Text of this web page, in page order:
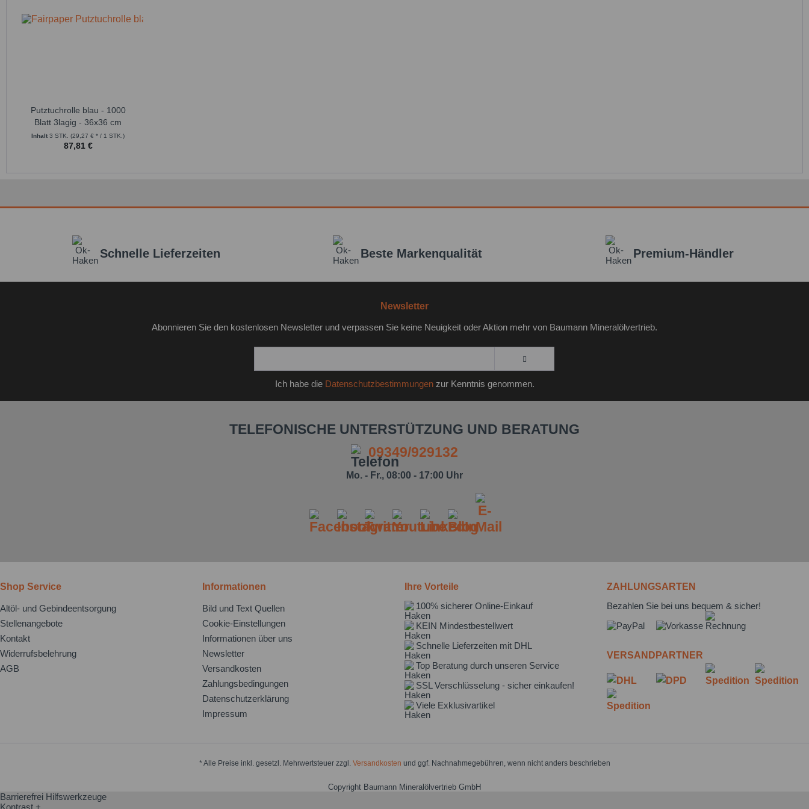
Putztuchrolle blau - 1000
Blatt 3lagig - 36x36 cm
Inhalt 3 STK. (29,27 € * / 1 STK.)
87,81 €
Schnelle Lieferzeiten Beste Markenqualität Premium-Händler
Newsletter
Abonnieren Sie den kostenlosen Newsletter und verpassen Sie keine Neuigkeit oder Aktion mehr von Baumann Mineralölvertrieb.
Ich habe die Datenschutzbestimmungenzur Kenntnis genommen.
TELEFONISCHE UNTERSTÜTZUNG UND BERATUNG
09349/929132
Mo. - Fr., 08:00 - 17:00 Uhr
Shop Service
Altöl- und Gebindeentsorgung
Stellenangebote
Kontakt
Widerrufsbelehrung
AGB
Informationen
Bild und Text Quellen
Cookie-Einstellungen
Informationen über uns
Newsletter
Versandkosten
Zahlungsbedingungen
Datenschutzerklärung
Impressum
Ihre Vorteile
100% sicherer Online-Einkauf
KEIN Mindestbestellwert
Schnelle Lieferzeiten mit DHL
Top Beratung durch unseren Service
SSL Verschlüsselung - sicher einkaufen!
Viele Exklusivartikel
ZAHLUNGSARTEN
Bezahlen Sie bei uns bequem & sicher!
VERSANDPARTNER
* Alle Preise inkl. gesetzl. Mehrwertsteuer zzgl. Versandkosten und ggf. Nachnahmegebühren, wenn nicht anders beschrieben
Copyright Baumann Mineralölvertrieb GmbH
Barrierefrei Hilfswerkzeuge